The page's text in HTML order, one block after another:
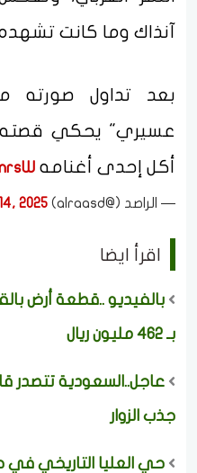
آنذاك وما كانت
بعد تداول صورته
عسيري" يحكي قصته
أكل إحدى أغنامه
— الراصد (@alraasd) 2025
اقرأ ايضا
بالفيديو ..قطعة أرض
بـ 462 مليون ريال
عاجل..السعودية تتصدر
جذب الزوار
حي العليا التاريخي